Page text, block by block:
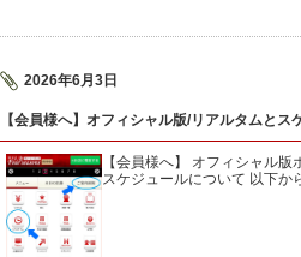
2026年6月3日
【会員様へ】オフィシャル版/リアルタムとス
【会員様へ】 オフィシャル
スケジュールについて 以下